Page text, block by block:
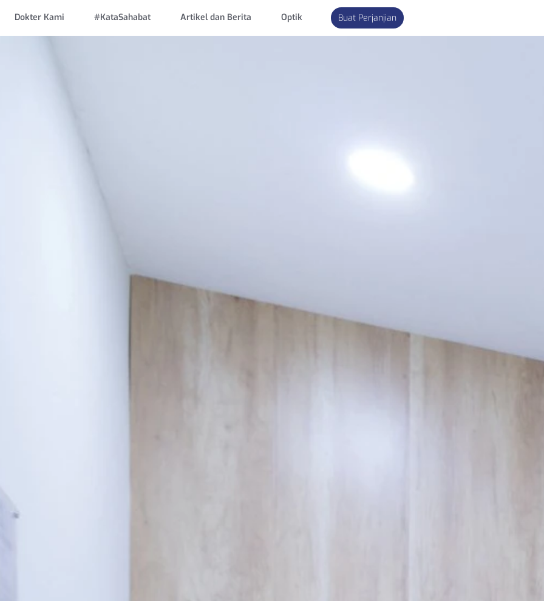
Dokter Kami #KataSahabat Artikel dan Berita Optik Buat Perjanjian